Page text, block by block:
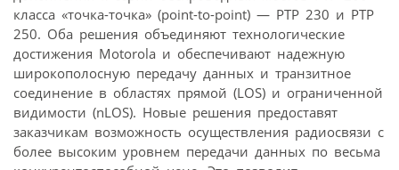
класса «точка-точка» (point-to-point) — PTP 230 и PTP
250. Оба решения объединяют технологические
достижения Motorola и обеспечивают надежную
широкополосную передачу данных и транзитное
соединение в областях прямой (LOS) и ограниченной
видимости (nLOS). Новые решения предоставят
заказчикам возможность осуществления радиосвязи с
более высоким уровнем передачи данных по весьма